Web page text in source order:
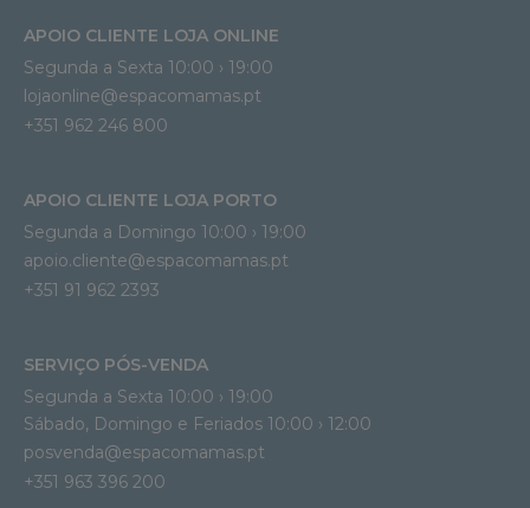
APOIO CLIENTE LOJA ONLINE
Segunda a Sexta 10:00 › 19:00
lojaonline@espacomamas.pt
+351 962 246 800
APOIO CLIENTE LOJA PORTO
Segunda a Domingo 10:00 › 19:00
apoio.cliente@espacomamas.pt
+351 91 962 2393
SERVIÇO PÓS-VENDA
Segunda a Sexta 10:00 › 19:00
Sábado, Domingo e Feriados 10:00 › 12:00
posvenda@espacomamas.pt
+351 963 396 200